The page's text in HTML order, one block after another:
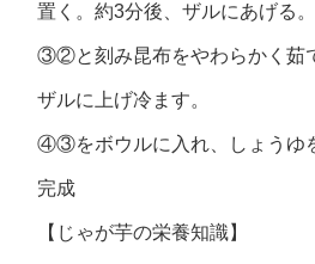
置く。約3分後、ザルにあげる。
③②と刻み昆布をやわらかく茹
ザルに上げ冷ます。
④③をボウルに入れ、しょうゆ
完成
【じゃが芋の栄養知識】